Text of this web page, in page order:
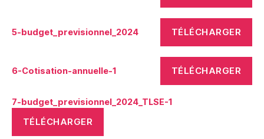
5-budget_previsionnel_2024 TÉLÉCHARGER
6-Cotisation-annuelle-1 TÉLÉCHARGER
7-budget_previsionnel_2024_TLSE-1
TÉLÉCHARGER